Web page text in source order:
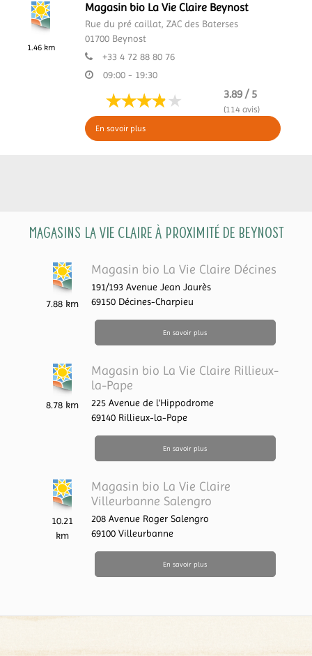
1.46 km
Magasin bio La Vie Claire Beynost
Rue du pré caillat, ZAC des Baterses
01700 Beynost
+33 4 72 88 80 76
09:00 - 19:30
3.89 / 5
(114 avis)
En savoir plus
Magasins La Vie Claire à proximité de Beynost
7.88 km
Magasin bio La Vie Claire Décines
191/193 Avenue Jean Jaurès
69150 Décines-Charpieu
En savoir plus
8.78 km
Magasin bio La Vie Claire Rillieux-
la-Pape
225 Avenue de l'Hippodrome
69140 Rillieux-la-Pape
En savoir plus
10.21
km
Magasin bio La Vie Claire
Villeurbanne Salengro
208 Avenue Roger Salengro
69100 Villeurbanne
En savoir plus